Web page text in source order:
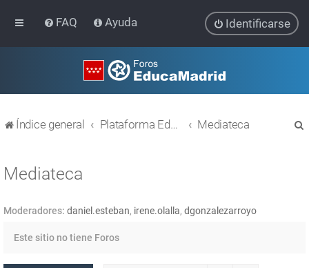
FAQ Ayuda Identificarse
Índice general Plataforma Educativa EducaMadrid Mediateca
Mediateca
Moderadores: daniel.esteban, irene.olalla, dgonzalezarroyo
Este sitio no tiene Foros